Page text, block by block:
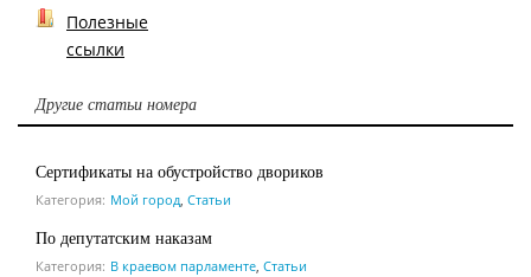
Полезные
ссылки
Другие статьи номера
Сертификаты на обустройство двориков
Категория: Мой город, Статьи
По депутатским наказам
Категория: В краевом парламенте, Статьи